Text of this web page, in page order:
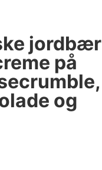
jordbær
på
og